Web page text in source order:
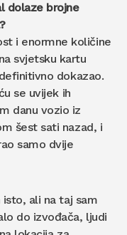
dolaze brojne
i enormne količine
svjetsku kartu
dokazao.
se uvijek ih
danu vozio iz
šest sati nazad, i
samo dvije
ali na taj sam
do izvođača, ljudi